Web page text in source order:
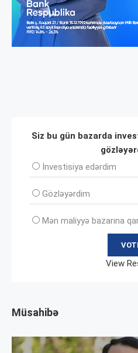
Siz bu gün bazarda
İnvеstisiya edərdim
Gözləyərdim
Mən maliyyə bazarına
View
Müsahibə